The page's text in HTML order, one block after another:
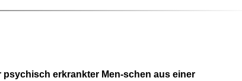
erkrankter Men-schen aus einer